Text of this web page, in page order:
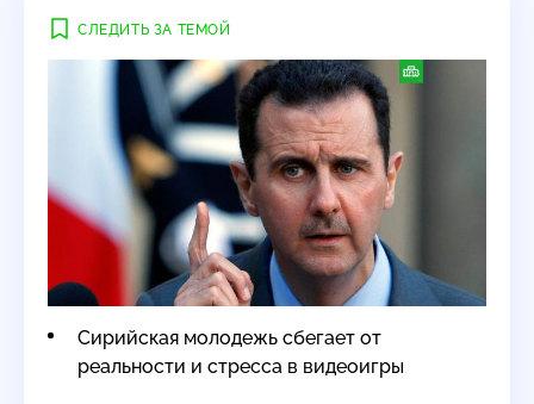
СЛЕДИТЬ ЗА ТЕМОЙ
Сирийская молодежь сбегает от
реальности и стресса в видеоигры